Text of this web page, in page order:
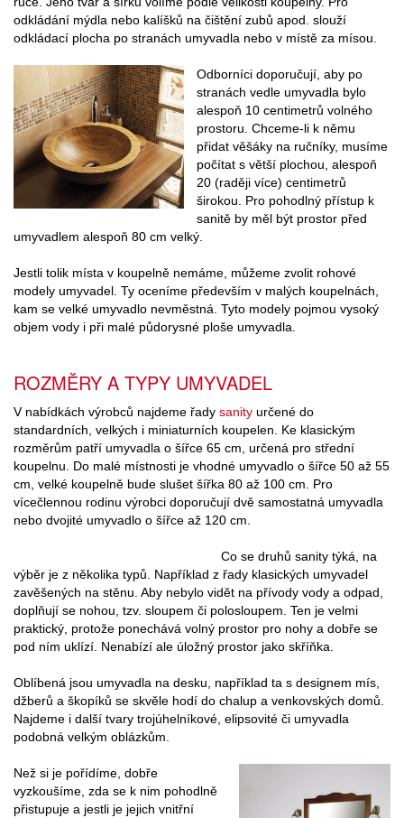
odkládání mýdla nebo kalíšků na čištění zubů apod. slouží
odkládací plocha po stranách umyvadla nebo v místě za mísou.
Odborníci doporučují, aby po
stranách vedle umyvadla bylo
alespoň 10 centimetrů volného
prostoru. Chceme-li k němu
přidat věšáky na ručníky, musíme
počítat s větší plochou, alespoň
20 (raději více) centimetrů
širokou. Pro pohodlný přístup k
sanitě by měl být prostor před
umyvadlem alespoň 80 cm velký.
Jestli tolik místa v koupelně nemáme, můžeme zvolit rohové
modely umyvadel. Ty oceníme především v malých koupelnách,
kam se velké umyvadlo nevměstná. Tyto modely pojmou vysoký
objem vody i při malé půdorysné ploše umyvadla.
ROZMĚRY A TYPY UMYVADEL
V nabídkách výrobců najdeme řady sanity určené do
standardních, velkých i miniaturních koupelen. Ke klasickým
rozměrům patří umyvadla o šířce 65 cm, určená pro střední
koupelnu. Do malé místnosti je vhodné umyvadlo o šířce 50 až 55
cm, velké koupelně bude slušet šířka 80 až 100 cm. Pro
vícečlennou rodinu výrobci doporučují dvě samostatná umyvadla
nebo dvojité umyvadlo o šířce až 120 cm.
Co se druhů sanity týká, na
výběr je z několika typů. Například z řady klasických umyvadel
zavěšených na stěnu. Aby nebylo vidět na přívody vody a odpad,
doplňují se nohou, tzv. sloupem či polosloupem. Ten je velmi
praktický, protože ponechává volný prostor pro nohy a dobře se
pod ním uklízí. Nenabízí ale úložný prostor jako skříňka.
Oblíbená jsou umyvadla na desku, například ta s designem mís,
džberů a škopíků se skvěle hodí do chalup a venkovských domů.
Najdeme i další tvary trojúhelníkové, elipsovité či umyvadla
podobná velkým oblázkům.
Než si je pořídíme, dobře
vyzkoušíme, zda se k nim pohodlně
přistupuje a jestli je jejich vnitřní